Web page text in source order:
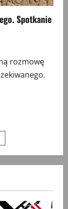
Spotkanie
rozmowę